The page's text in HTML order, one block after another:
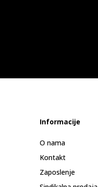
Informacije
O nama
Kontakt
Zaposlenje